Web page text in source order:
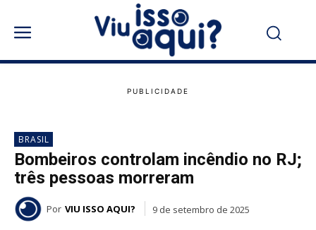
BRASIL
Bombeiros controlam incêndio no RJ;
três pessoas morreram
Por VIU ISSO AQUI? 9 de setembro de 2025